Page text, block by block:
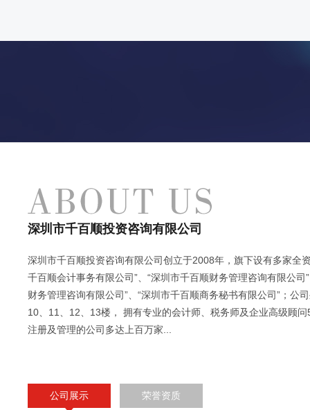
深圳市千百顺投资咨询有限公司
深圳市千百顺投资咨询有限公司创立于2008年，旗下设有多家全
千百顺会计事务有限公司”、“深圳市千百顺财务管理咨询有限公司
财务管理咨询有限公司”、“深圳市千百顺商务秘书有限公司”；公
10、11、12、13楼， 拥有专业的会计师、税务师及企业高级顾
注册及管理的公司多达上百万家...
公司展示 荣誉资质